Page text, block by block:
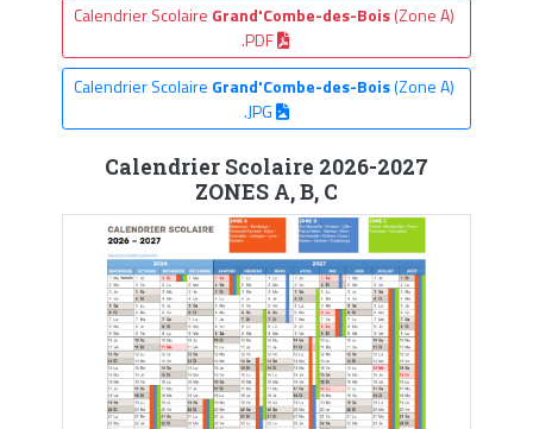
Calendrier Scolaire Grand'Combe-des-Bois(Zone A)
.PDF
Calendrier Scolaire Grand'Combe-des-Bois(Zone A)
.JPG
Calendrier Scolaire 2026-2027
ZONES A, B, C